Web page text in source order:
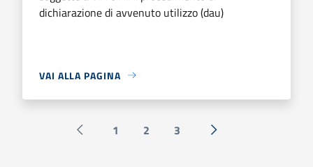
dichiarazione di avvenuto utilizzo (dau)
VAI ALLA PAGINA
Pagina precedente
1 2 3 Successiva »